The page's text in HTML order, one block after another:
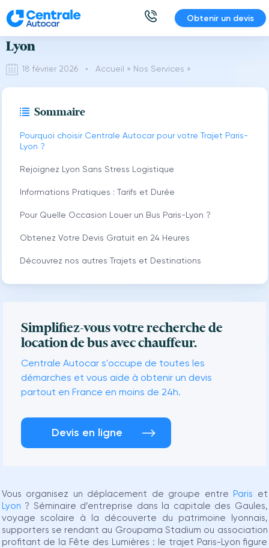
Aller
au
contenu
Obtenir un devis
Location Bus Autocar avec chauffeur Paris-
Lyon
18 février 2026 • Accueil » Nos Services »
Sommaire
Pourquoi choisir Centrale Autocar pour votre Trajet Paris-
Lyon ?
Rejoignez Lyon Sans Stress Logistique
Informations Pratiques : Tarifs et Durée
Pour Quelle Occasion Louer un Bus Paris-Lyon ?
Obtenez Votre Devis Gratuit en 24 Heures
Découvrez nos autres Trajets et Destinations
Simplifiez-vous votre recherche de
location de bus avec chauffeur.
Centrale Autocar s'occupe de toutes les
démarches et vous aide à obtenir un devis
partout en France en moins de 24h.
Devis en ligne
Vous organisez un déplacement de groupe entre Paris et
Lyon ? Séminaire d’entreprise dans la capitale des Gaules,
voyage scolaire à la découverte du patrimoine lyonnais,
supporters se rendant au Groupama Stadium ou association
profitant de la Fête des Lumières : le trajet Paris-Lyon figure